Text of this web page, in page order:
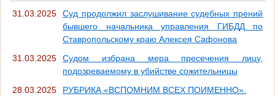
31.03.2025
Суд продолжил заслушивание судебных прений
бывшего начальника управления ГИБДД по
Ставропольскому краю Алексея Сафонова
31.03.2025
Судом избрана мера пресечения лицу,
подозреваемому в убийстве сожительницы
28.03.2025
РУБРИКА «ВСПОМНИМ ВСЕХ ПОИМЕННО».